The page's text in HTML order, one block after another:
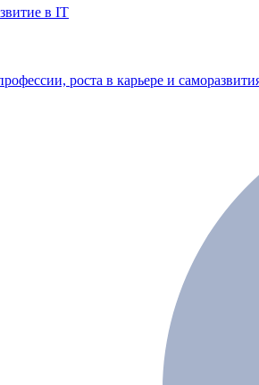
в IT
роста в карьере и